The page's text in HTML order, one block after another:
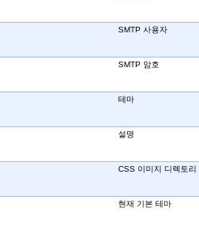
SMTP 사용자
SMTP 암호
테마
설명
CSS 이미지 디렉토리
현재 기본 테마